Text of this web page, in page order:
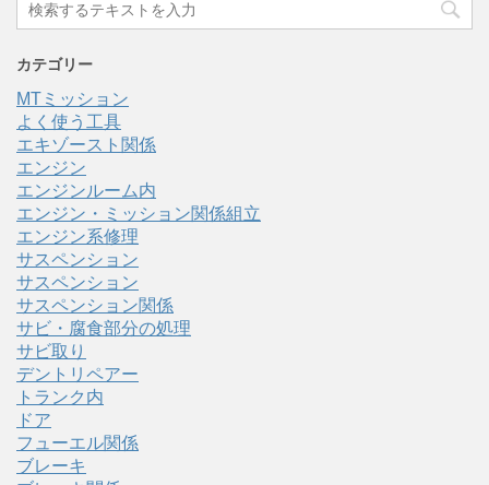
カテゴリー
MTミッション
よく使う工具
エキゾースト関係
エンジン
エンジンルーム内
エンジン・ミッション関係組立
エンジン系修理
サスペンション
サスペンション
サスペンション関係
サビ・腐食部分の処理
サビ取り
デントリペアー
トランク内
ドア
フューエル関係
ブレーキ